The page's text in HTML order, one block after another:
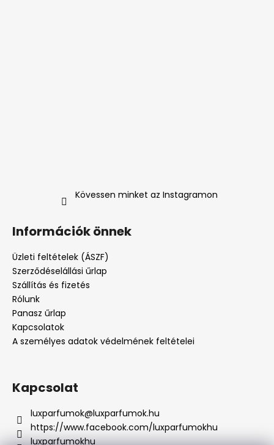
Kövessen minket az Instagramon
Információk önnek
Üzleti feltételek (ÁSZF)
Szerződéselállási űrlap
Szállítás és fizetés
Rólunk
Panasz űrlap
Kapcsolatok
A személyes adatok védelmének feltételei
Kapcsolat
luxparfumok@luxparfumok.hu
https://www.facebook.com/luxparfumokhu
luxparfumokhu